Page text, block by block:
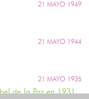
21 MAYO 1949
21 MAYO 1944
21 MAYO 1935
de la Paz en 1931